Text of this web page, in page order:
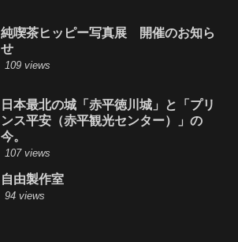
純喫茶ヒッピー写真展 開催のお知ら
せ
109 views
日本最北の城「赤平徳川城」と「プリ
ンス平安（赤平観光センター）」の
今。
107 views
自由製作室
94 views